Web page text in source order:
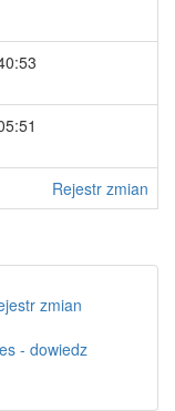
Rejestr zmian
zmian
- dowiedz